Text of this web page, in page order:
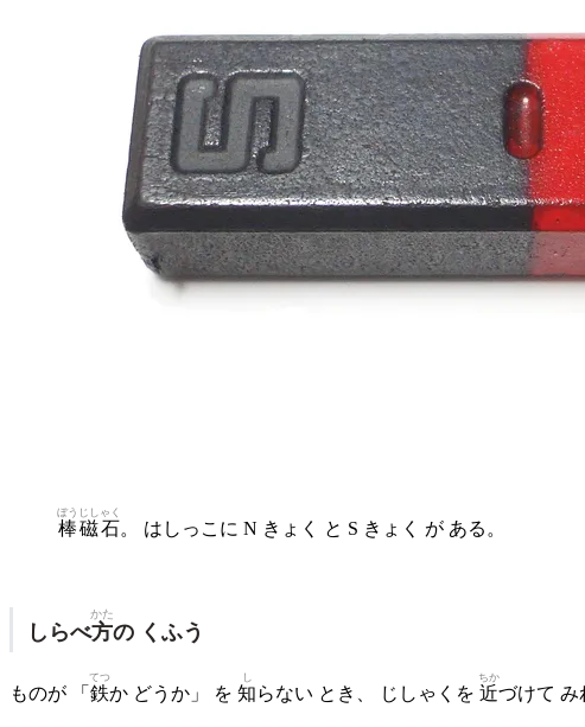
棒
ぼう
磁石
じしゃく
。 はしっこに N きょく と S きょく が ある。
しらべ方
かた
の くふう
ものが 「 鉄
てつ
か どうか」 を 知
し
らない とき、 じしゃくを 近
ちか
づけて み